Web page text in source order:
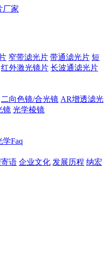
窄带滤光片 带通滤光片 短
红外激光镜片 长波通滤光片
二向色镜/合光镜 AR增透滤光
镜 光学棱镜
学Faq
语 企业文化 发展历程 纳宏